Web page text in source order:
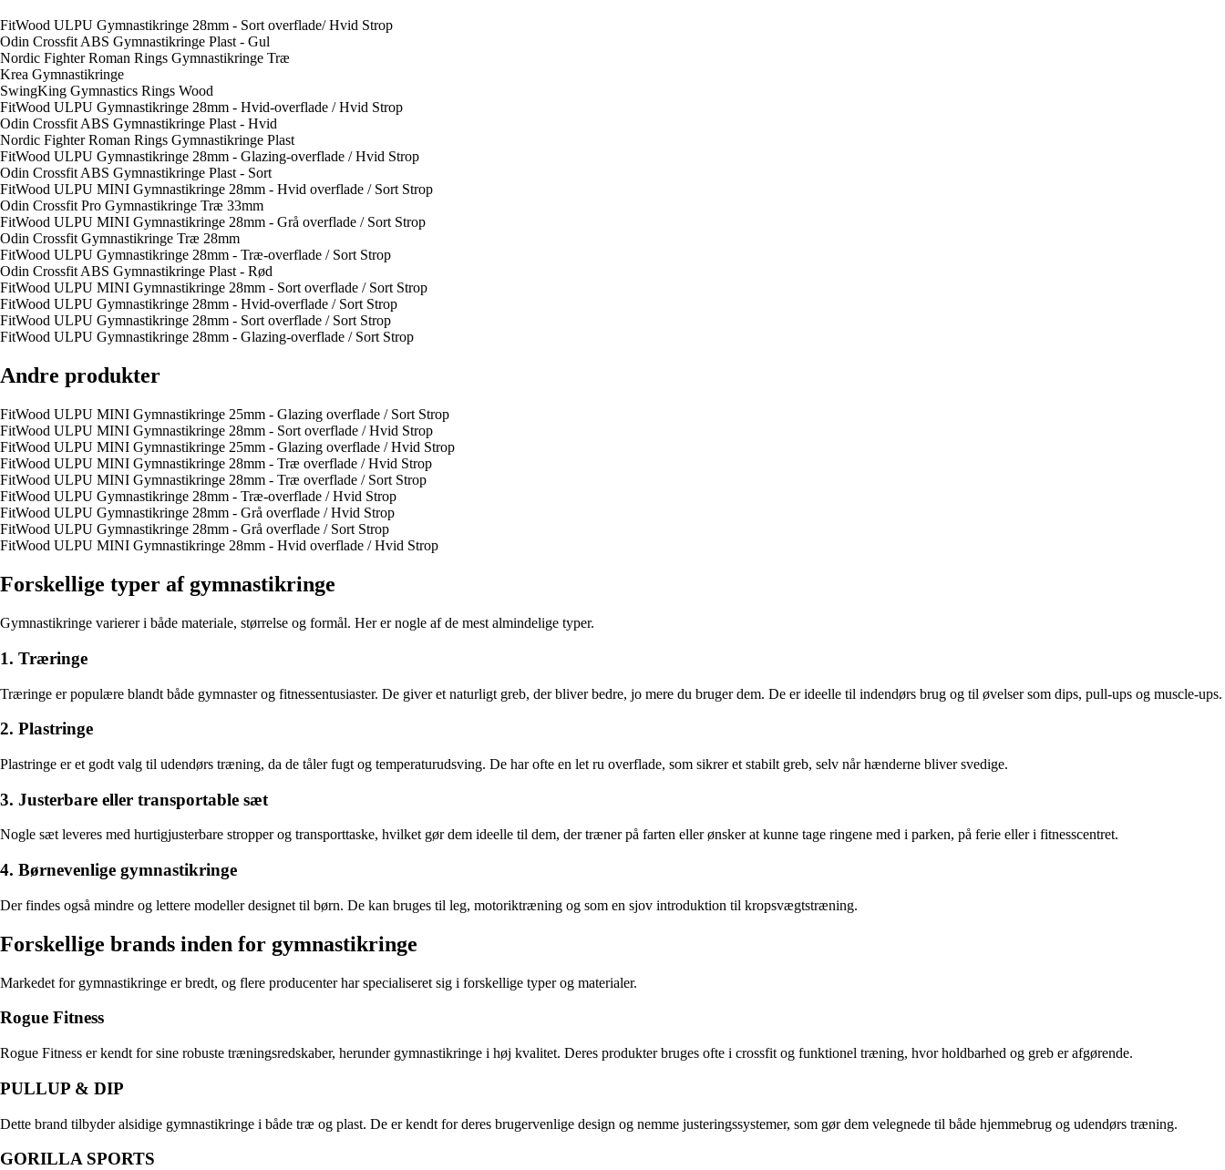
FitWood ULPU Gymnastikringe 28mm - Sort overflade/ Hvid Strop
Odin Crossfit ABS Gymnastikringe Plast - Gul
Nordic Fighter Roman Rings Gymnastikringe Træ
Krea Gymnastikringe
SwingKing Gymnastics Rings Wood
FitWood ULPU Gymnastikringe 28mm - Hvid-overflade / Hvid Strop
Odin Crossfit ABS Gymnastikringe Plast - Hvid
Nordic Fighter Roman Rings Gymnastikringe Plast
FitWood ULPU Gymnastikringe 28mm - Glazing-overflade / Hvid Strop
Odin Crossfit ABS Gymnastikringe Plast - Sort
FitWood ULPU MINI Gymnastikringe 28mm - Hvid overflade / Sort Strop
Odin Crossfit Pro Gymnastikringe Træ 33mm
FitWood ULPU MINI Gymnastikringe 28mm - Grå overflade / Sort Strop
Odin Crossfit Gymnastikringe Træ 28mm
FitWood ULPU Gymnastikringe 28mm - Træ-overflade / Sort Strop
Odin Crossfit ABS Gymnastikringe Plast - Rød
FitWood ULPU MINI Gymnastikringe 28mm - Sort overflade / Sort Strop
FitWood ULPU Gymnastikringe 28mm - Hvid-overflade / Sort Strop
FitWood ULPU Gymnastikringe 28mm - Sort overflade / Sort Strop
FitWood ULPU Gymnastikringe 28mm - Glazing-overflade / Sort Strop
Andre produkter
FitWood ULPU MINI Gymnastikringe 25mm - Glazing overflade / Sort Strop
FitWood ULPU MINI Gymnastikringe 28mm - Sort overflade / Hvid Strop
FitWood ULPU MINI Gymnastikringe 25mm - Glazing overflade / Hvid Strop
FitWood ULPU MINI Gymnastikringe 28mm - Træ overflade / Hvid Strop
FitWood ULPU MINI Gymnastikringe 28mm - Træ overflade / Sort Strop
FitWood ULPU Gymnastikringe 28mm - Træ-overflade / Hvid Strop
FitWood ULPU Gymnastikringe 28mm - Grå overflade / Hvid Strop
FitWood ULPU Gymnastikringe 28mm - Grå overflade / Sort Strop
FitWood ULPU MINI Gymnastikringe 28mm - Hvid overflade / Hvid Strop
Forskellige typer af gymnastikringe
Gymnastikringe varierer i både materiale, størrelse og formål. Her er nogle af de mest almindelige typer.
1. Træringe
Træringe er populære blandt både gymnaster og fitnessentusiaster. De giver et naturligt greb, der bliver bedre, jo mere du bruger dem. De er ideelle til indendørs brug og til øvelser som dips, pull-ups og muscle-ups.
2. Plastringe
Plastringe er et godt valg til udendørs træning, da de tåler fugt og temperaturudsving. De har ofte en let ru overflade, som sikrer et stabilt greb, selv når hænderne bliver svedige.
3. Justerbare eller transportable sæt
Nogle sæt leveres med hurtigjusterbare stropper og transporttaske, hvilket gør dem ideelle til dem, der træner på farten eller ønsker at kunne tage ringene med i parken, på ferie eller i fitnesscentret.
4. Børnevenlige gymnastikringe
Der findes også mindre og lettere modeller designet til børn. De kan bruges til leg, motoriktræning og som en sjov introduktion til kropsvægtstræning.
Forskellige brands inden for gymnastikringe
Markedet for gymnastikringe er bredt, og flere producenter har specialiseret sig i forskellige typer og materialer.
Rogue Fitness
Rogue Fitness er kendt for sine robuste træningsredskaber, herunder gymnastikringe i høj kvalitet. Deres produkter bruges ofte i crossfit og funktionel træning, hvor holdbarhed og greb er afgørende.
PULLUP & DIP
Dette brand tilbyder alsidige gymnastikringe i både træ og plast. De er kendt for deres brugervenlige design og nemme justeringssystemer, som gør dem velegnede til både hjemmebrug og udendørs træning.
GORILLA SPORTS